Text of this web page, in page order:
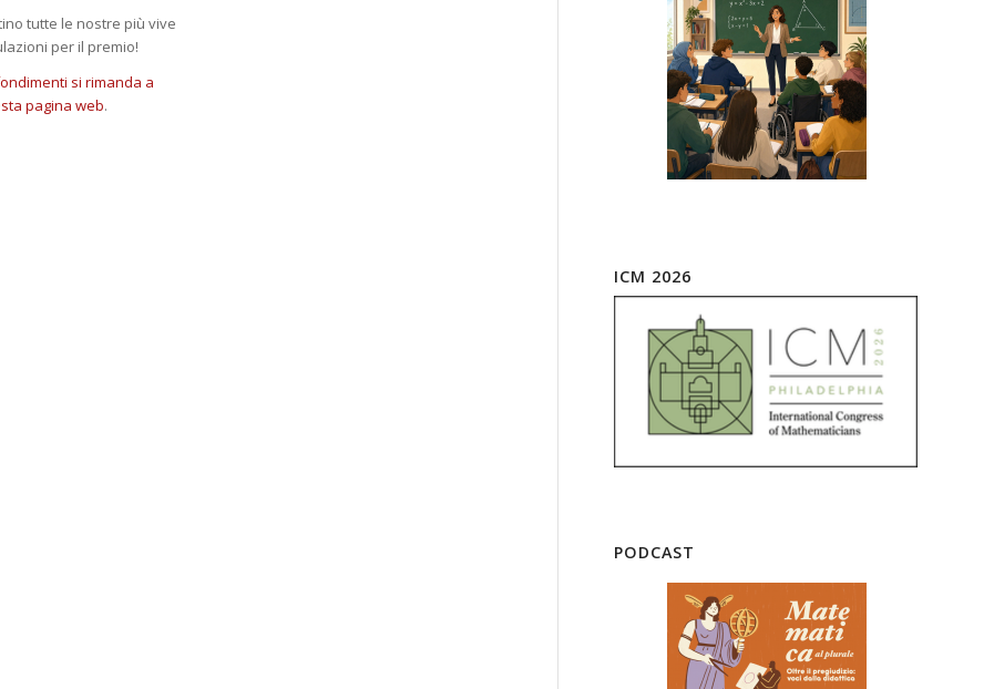
tutte le nostre più vive
per il premio!
si rimanda a
pagina web.
ICM 2026
PODCAST